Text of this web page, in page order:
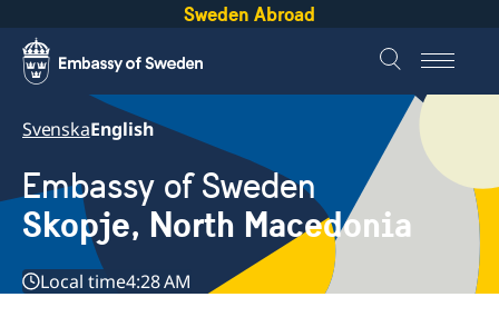
Sweden Abroad
SvenskaEnglish
Embassy of Sweden
Skopje, North Macedonia
Local time4:28 AM